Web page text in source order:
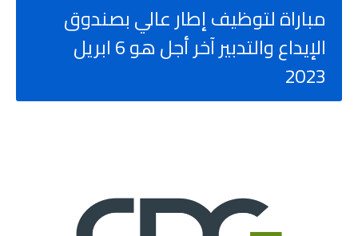
مباراة لتوظيف إطار عالي بصندوق
الإيداع والتدبير آخر أجل هو 6 ابريل
2023